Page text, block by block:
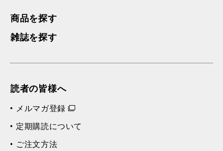
商品を探す
雑誌を探す
読者の皆様へ
メルマガ登録
定期購読について
ご注文方法